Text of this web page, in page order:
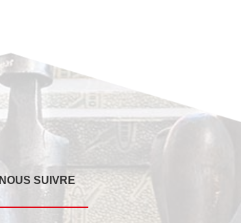
NOUS SUIVRE